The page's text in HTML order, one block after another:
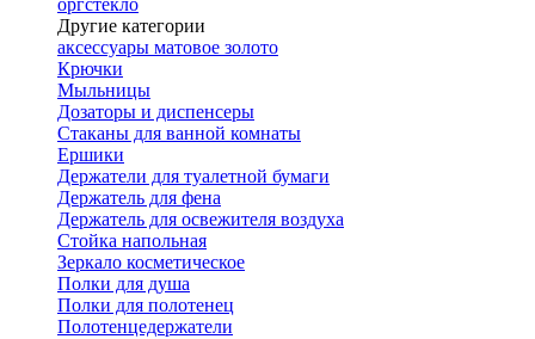
оргстекло
Другие категории
аксессуары матовое золото
Крючки
Мыльницы
Дозаторы и диспенсеры
Стаканы для ванной комнаты
Ершики
Держатели для туалетной бумаги
Держатель для фена
Держатель для освежителя воздуха
Стойка напольная
Зеркало косметическое
Полки для душа
Полки для полотенец
Полотенцедержатели